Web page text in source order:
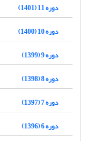
دوره 11 (1401)
دوره 10 (1400)
دوره 9 (1399)
دوره 8 (1398)
دوره 7 (1397)
دوره 6 (1396)